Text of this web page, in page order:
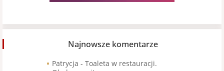
Najnowsze komentarze
Patrycja - Toaleta w restauracji.